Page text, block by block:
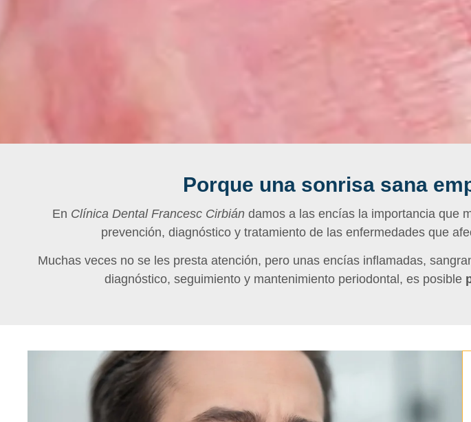
Porque una sonrisa sana
En Clínica Dental Francesc Cirbiándamos a las encías la importancia que
prevención, diagnóstico y tratamiento de las enfermedades que
Muchas veces no se les presta atención, pero unas encías inflamadas,
diagnóstico, seguimiento y mantenimiento periodontal, es posible